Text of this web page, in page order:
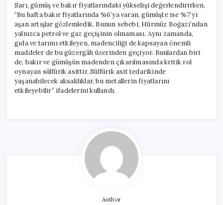
Sarı, gümüş ve bakır fiyatlarındaki yükselişi değerlendirirken,
“Bu hafta bakır fiyatlarında %6’ya varan, gümüşte ise %7’yi
aşan artışlar gözlemledik. Bunun sebebi, Hürmüz Boğazı’ndan
yalnızca petrol ve gaz geçişinin olmaması. Aynı zamanda,
gıda ve tarımı etkileyen, madenciliği de kapsayan önemli
maddeler de bu güzergâh üzerinden geçiyor. Bunlardan biri
de, bakır ve gümüşün madenden çıkarılmasında kritik rol
oynayan sülfürik asittir. Sülfürik asit tedarikinde
yaşanabilecek aksaklıklar, bu metallerin fiyatlarını
etkileyebilir” ifadelerini kullandı.
Author